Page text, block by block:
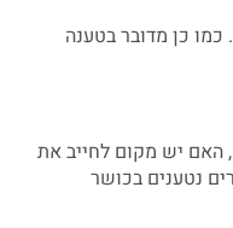
כמו כן מדובר בטענה
האם יש מקום לחייב את
נטענים בכושר